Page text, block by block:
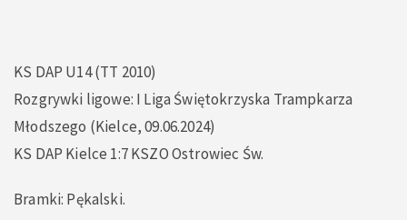
KS DAP U14 (TT 2010)
Rozgrywki ligowe: I Liga Świętokrzyska Trampkarza
Młodszego (Kielce, 09.06.2024)
KS DAP Kielce 1:7 KSZO Ostrowiec Św.
Bramki: Pękalski.